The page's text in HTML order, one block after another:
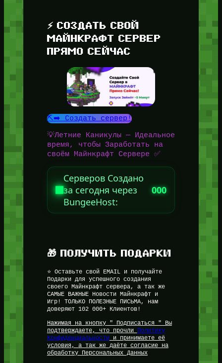
⚡ СОЗДАТЬ СВОЙ
МАЙНКРАФТ СЕРВЕР
ПРЯМО СЕЙЧАС
⛏️➡️ Создать сервер!
💡Летние Каникулы — Идеальное
время, чтобы Заработать на
своём Майнкрафт Сервере ✅
Серверов Создано
за сегодня через
BungeeHost:
000
🎁 ПОЛУЧИТЬ ПОДАРКИ
⭐ Оставьте свой EMAIL и получайте
Подарки для успешного создания
своего Майнкрафт сервера, а так же
САМЫЕ ВАЖНЫЕ Новости Майнкрафт и
Игр! ТОЛЬКО ПОЛЕЗНЫЕ ПИСЬМА, нам
доверяют 102 000+ Клиентов!
Нажимая на кнопку " Подписаться " Вы
подтверждаете, что прочли Политику
Конфиденциальностии принимаете её
условия, а так же даёте согласие на
обработку Персональных Данных